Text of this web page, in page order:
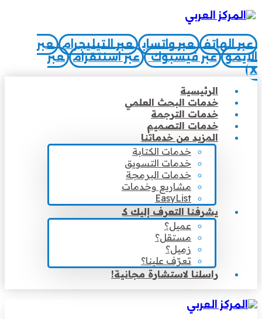
عبر الهاتف عبر واتساب عبر التيليجرام
عبر
الايمو
عبر فيسبوك عبر اسنتقرام
عبر
X
الرئيسية
خدمات البحث العلمي
خدمات الترجمة
خدمات التصميم
المزيد من خدماتنا
خدمات الكتابة
خدمات التسويق
خدمات البرمجة
مشاريع وخدمات
EasyList
يشرفنا التعرف إليك كـ
عميل؟
مستقل؟
زميل؟
تعرّف علينا؟
راسلنا لاستشارة مجانية!